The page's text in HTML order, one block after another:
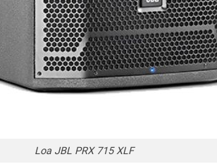
Loa JBL PRX 715 XLF